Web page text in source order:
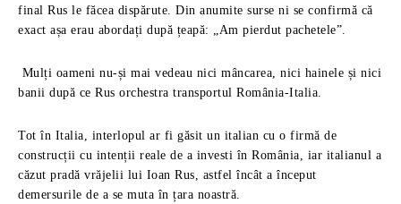
final Rus le făcea dispărute. Din anumite surse ni se confirmă că
exact așa erau abordați după țeapă: „Am pierdut pachetele”.
Mulți oameni nu-și mai vedeau nici mâncarea, nici hainele și nici
banii după ce Rus orchestra transportul România-Italia.
Tot în Italia, interlopul ar fi găsit un italian cu o firmă de
construcții cu intenții reale de a investi în România, iar italianul a
căzut pradă vrăjelii lui Ioan Rus, astfel încât a început
demersurile de a se muta în țara noastră.